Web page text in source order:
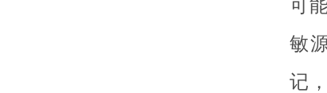
可
敏
记